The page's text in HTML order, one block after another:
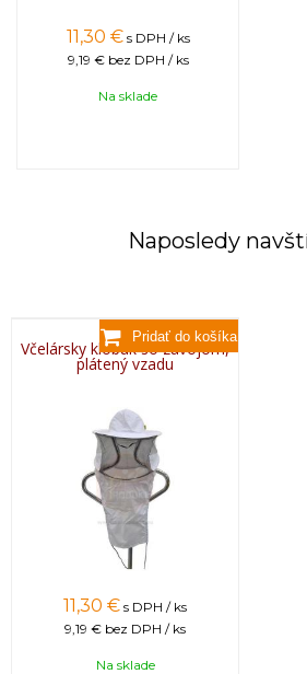
11,30 € s DPH / ks
9,19 € bez DPH / ks
Na sklade
Naposledy
Včelársky klobúk so závojom,
plátený vzadu
11,30 € s DPH / ks
9,19 € bez DPH / ks
Na sklade